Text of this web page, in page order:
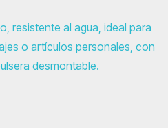
resistente al agua, ideal para
o artículos personales, con
desmontable.